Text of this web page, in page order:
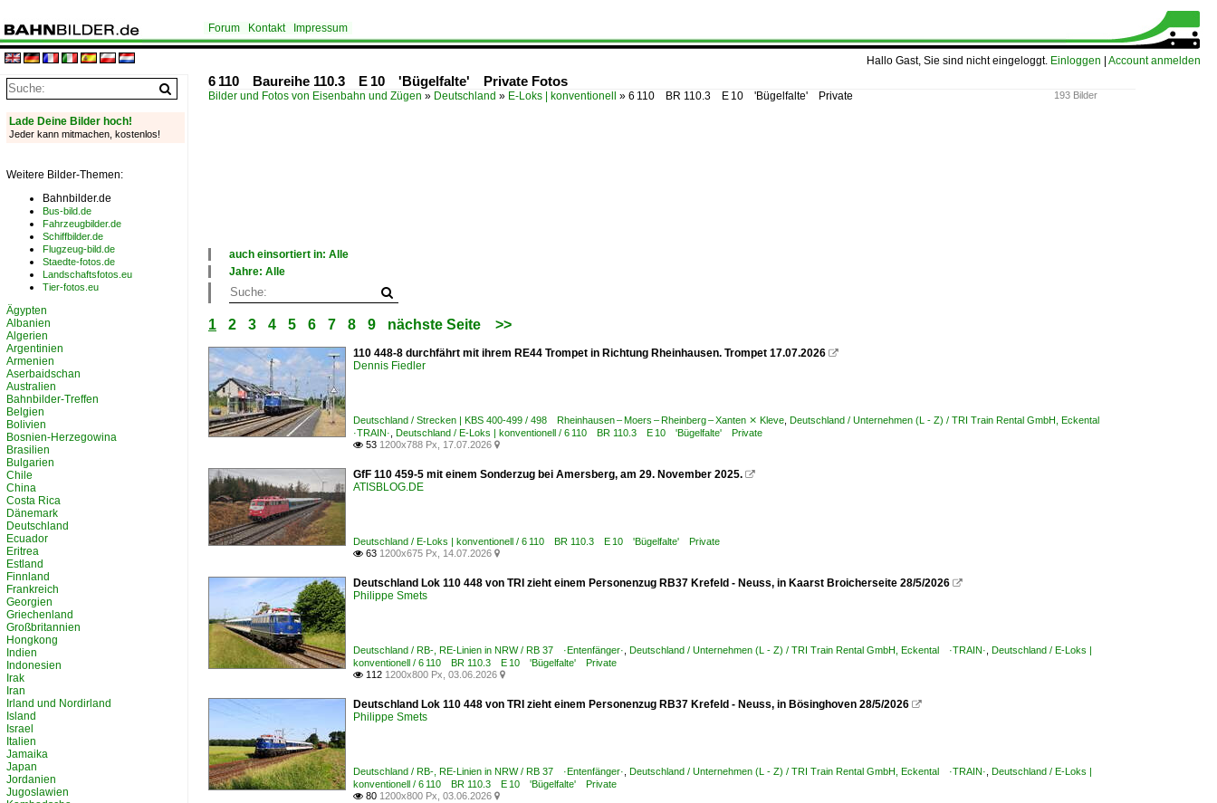
Hallo Gast, Sie sind nicht eingeloggt. Einloggen Account anmelden
Forum Kontakt Impressum
6 110 Baureihe 110.3 E 10 'Bügelfalte' Private Fotos
193 Bilder
Bilder und Fotos von Eisenbahn und Zügen » Deutschland » E-Loks | konventionell » 6 110 BR 110.3 E 10 'Bügelfalte' Private
auch einsortiert in: Alle
Deutschland
Jahre: Alle
Alle Jahre
2020
1 2 3 4 5 6 7 8 9 nächste Seite >>
110 448-8 durchfährt mit ihrem RE44 Trompet in Richtung Rheinhausen. Trompet 17.07.2026 
Dennis Fiedler
Deutschland / Strecken | KBS 400-499 / 498 Rheinhausen – Moers – Rheinberg – Xanten ⨯ Kleve Deutschland / Unternehmen (L - Z) / TRI Train Rental GmbH, Eckental
·TRAIN· Deutschland / E-Loks | konventionell / 6 110 BR 110.3 E 10 'Bügelfalte' Private
 53 1200x788 Px, 17.07.2026 
GfF 110 459-5 mit einem Sonderzug bei Amersberg, am 29. November 2025. 
ATISBLOG.DE
Deutschland / E-Loks | konventionell / 6 110 BR 110.3 E 10 'Bügelfalte' Private
 63 1200x675 Px, 14.07.2026 
Deutschland Lok 110 448 von TRI zieht einem Personenzug RB37 Krefeld - Neuss, in Kaarst Broicherseite 28/5/2026 
Philippe Smets
Deutschland / RB-, RE-Linien in NRW / RB 37 ·Entenfänger· Deutschland / Unternehmen (L - Z) / TRI Train Rental GmbH, Eckental ·TRAIN· Deutschland / E-Loks |
konventionell / 6 110 BR 110.3 E 10 'Bügelfalte' Private
 112 1200x800 Px, 03.06.2026 
Deutschland Lok 110 448 von TRI zieht einem Personenzug RB37 Krefeld - Neuss, in Bösinghoven 28/5/2026 
Philippe Smets
Deutschland / RB-, RE-Linien in NRW / RB 37 ·Entenfänger· Deutschland / Unternehmen (L - Z) / TRI Train Rental GmbH, Eckental ·TRAIN· Deutschland / E-Loks |
konventionell / 6 110 BR 110.3 E 10 'Bügelfalte' Private
 80 1200x800 Px, 03.06.2026 
Lade Deine Bilder hoch!
Jeder kann mitmachen, kostenlos!
Weitere Bilder-Themen:
Bahnbilder.de
Bus-bild.de
Fahrzeugbilder.de
Schiffbilder.de
Flugzeug-bild.de
Staedte-fotos.de
Landschaftsfotos.eu
Tier-fotos.eu
Ägypten
Albanien
Algerien
Argentinien
Armenien
Aserbaidschan
Australien
Bahnbilder-Treffen
Belgien
Bolivien
Bosnien-Herzegowina
Brasilien
Bulgarien
Chile
China
Costa Rica
Dänemark
Deutschland
Ecuador
Eritrea
Estland
Finnland
Frankreich
Georgien
Griechenland
Großbritannien
Hongkong
Indien
Indonesien
Irak
Iran
Irland und Nordirland
Island
Israel
Italien
Jamaika
Japan
Jordanien
Jugoslawien